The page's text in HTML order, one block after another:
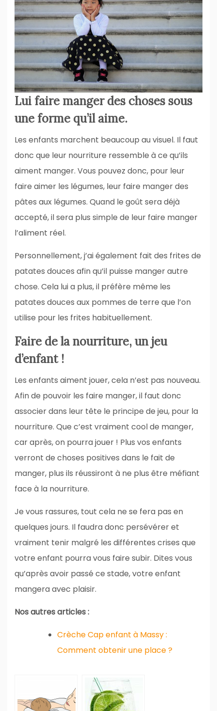
Lui faire manger des choses sous
une forme qu’il aime.
Les enfants marchent beaucoup au visuel. Il faut
donc que leur nourriture ressemble à ce qu’ils
aiment manger. Vous pouvez donc, pour leur
faire aimer les légumes, leur faire manger des
pâtes aux légumes. Quand le goût sera déjà
accepté, il sera plus simple de leur faire manger
l’aliment réel.
Personnellement, j’ai également fait des frites de
patates douces afin qu’il puisse manger autre
chose. Cela lui a plus, il préfère même les
patates douces aux pommes de terre que l’on
utilise pour les frites habituellement.
Faire de la nourriture, un jeu
d’enfant !
Les enfants aiment jouer, cela n’est pas nouveau.
Afin de pouvoir les faire manger, il faut donc
associer dans leur tête le principe de jeu, pour la
nourriture. Que c’est vraiment cool de manger,
car après, on pourra jouer ! Plus vos enfants
verront de choses positives dans le fait de
manger, plus ils réussiront à ne plus être méfiant
face à la nourriture.
Je vous rassures, tout cela ne se fera pas en
quelques jours. Il faudra donc persévérer et
vraiment tenir malgré les différentes crises que
votre enfant pourra vous faire subir. Dites vous
qu’après avoir passé ce stade, votre enfant
mangera avec plaisir.
Nos autres articles :
Crèche Cap enfant à Massy :
Comment obtenir une place ?